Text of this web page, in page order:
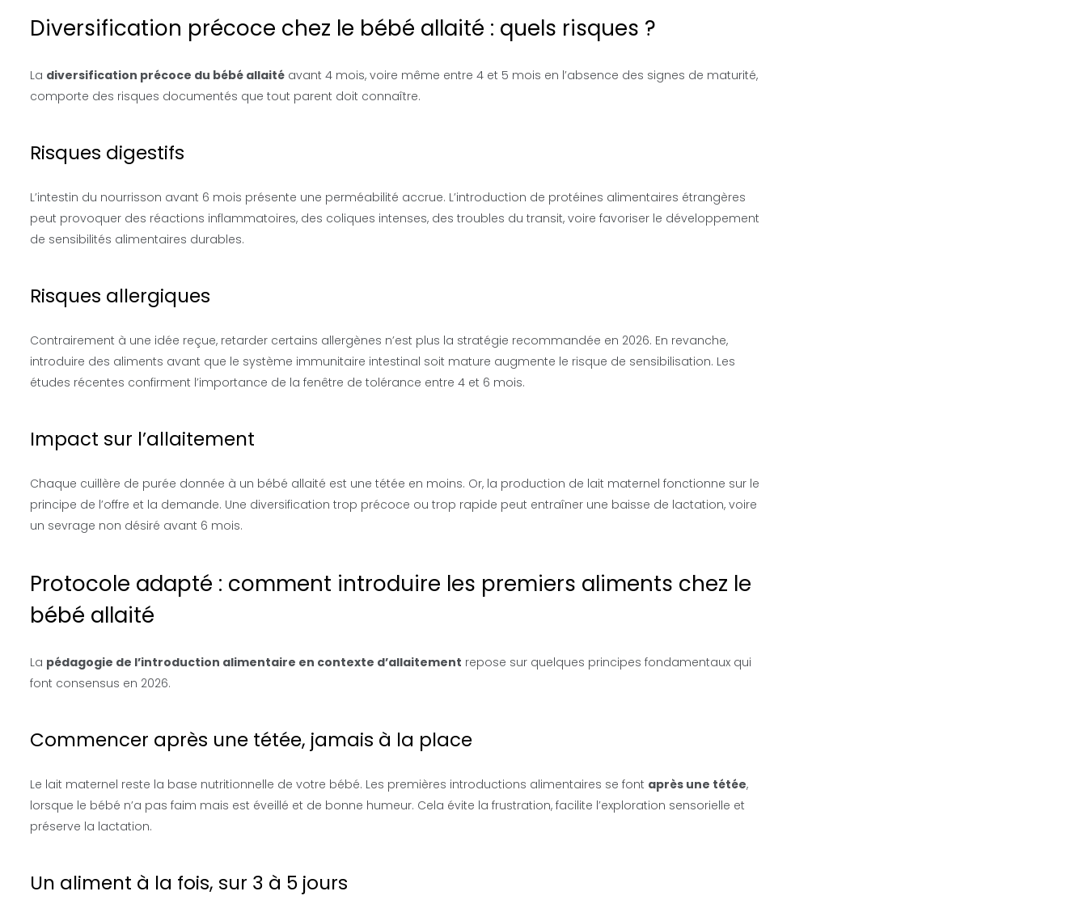
Diversification précoce chez le bébé allaité : quels risques ?
La diversification précoce du bébé allaité avant 4 mois, voire même entre 4 et 5 mois en l’absence des signes de maturité,
comporte des risques documentés que tout parent doit connaître.
Risques digestifs
L’intestin du nourrisson avant 6 mois présente une perméabilité accrue. L’introduction de protéines alimentaires étrangères
peut provoquer des réactions inflammatoires, des coliques intenses, des troubles du transit, voire favoriser le développement
de sensibilités alimentaires durables.
Risques allergiques
Contrairement à une idée reçue, retarder certains allergènes n’est plus la stratégie recommandée en 2026. En revanche,
introduire des aliments avant que le système immunitaire intestinal soit mature augmente le risque de sensibilisation. Les
études récentes confirment l’importance de la fenêtre de tolérance entre 4 et 6 mois.
Impact sur l’allaitement
Chaque cuillère de purée donnée à un bébé allaité est une tétée en moins. Or, la production de lait maternel fonctionne sur le
principe de l’offre et la demande. Une diversification trop précoce ou trop rapide peut entraîner une baisse de lactation, voire
un sevrage non désiré avant 6 mois.
Protocole adapté : comment introduire les premiers aliments chez le
bébé allaité
La pédagogie de l’introduction alimentaire en contexte d’allaitement repose sur quelques principes fondamentaux qui
font consensus en 2026.
Commencer après une tétée, jamais à la place
Le lait maternel reste la base nutritionnelle de votre bébé. Les premières introductions alimentaires se font après une tétée,
lorsque le bébé n’a pas faim mais est éveillé et de bonne humeur. Cela évite la frustration, facilite l’exploration sensorielle et
préserve la lactation.
Un aliment à la fois, sur 3 à 5 jours